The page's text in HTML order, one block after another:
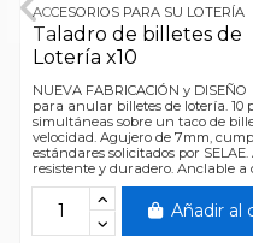
ACCESORIOS PARA SU LOTERÍA
Taladro de billetes de
Lotería x10
NUEVA FABRICACIÓN y
para anular billetes de lotería. 10
simultáneas sobre un taco de
velocidad. Agujero de 7mm,
estándares solicitados por SELAE.
resistente y duradero. Anclable
Añadir al